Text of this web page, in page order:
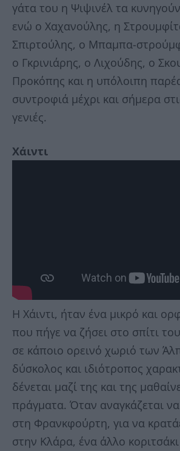
γάτα του η Ψιψινέλ τα
ενώ ο Χαχανούλης, η
Σπιρτούλης, ο Μπαμπα-
ο Γκρινιάρης, ο Λιχούδης, ο
Προκόπης και η υπόλοιπη
συντροφιά μέχρι και σήμερα
γενιές.
Χάιντι
Η Χάιντι, ήταν ένα μικρό και
που πήγε να ζήσει στο σπίτι
σε κάποιο ορεινό χωριό των
δύσκολος και ιδιότροπος
δένεται μαζί της και της
πράγματα. Όταν αναγκάζεται να
στη Φρανκφούρτη, για να
στην Κλάρα, ένα άλλο